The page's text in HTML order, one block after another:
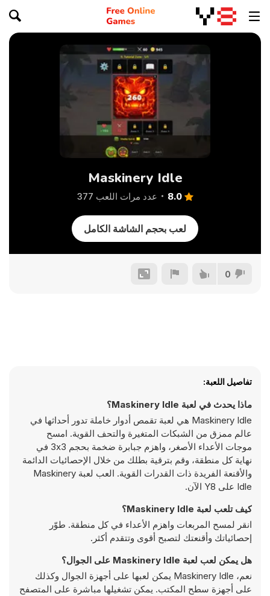
Maskinery Idle
8.0 عدد مرات اللعب 377
لعب بحجم الشاشة الكامل
0
تفاصيل اللعبة:
ماذا يحدث في لعبة Maskinery Idle؟
Maskinery Idle هي لعبة تقمص أدوار خاملة تدور أحداثها في
عالم ممزق من الشبكات المتغيرة والتحف القوية. امسح
موجات الأعداء الأصغر، واهزم جبابرة ضخمة بحجم 3x3 في
نهاية كل منطقة، وقم بترقية بطلك من خلال الإحصائيات الدائمة
والأقنعة الفريدة ذات القدرات القوية. العب لعبة Maskinery
Idle على Y8 الآن.
كيف تلعب لعبة Maskinery Idle؟
انقر لمسح المربعات واهزم الأعداء في كل منطقة. طوّر
إحصائياتك وأقنعتك لتصبح أقوى وتتقدم أكثر.
هل يمكن لعب لعبة Maskinery Idle على الجوال؟
نعم، Maskinery Idle يمكن لعبها على أجهزة الجوال وكذلك
على أجهزة سطح المكتب. يمكن تشغيلها مباشرة على المتصفح